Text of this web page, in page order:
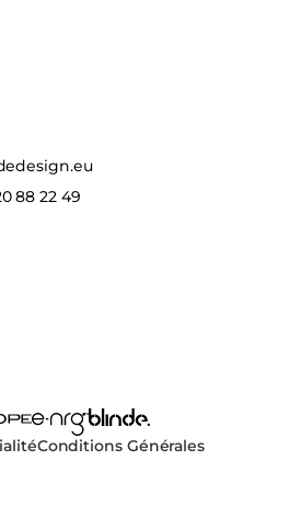
88 22 49
Heaters
e-NRG Bioethanol
Blinde Design
Conditions Générales